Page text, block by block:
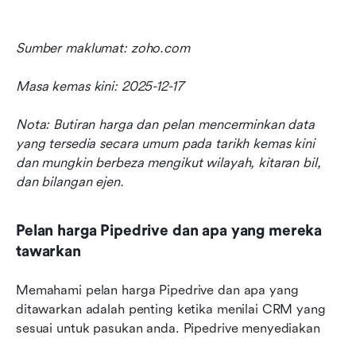
Sumber maklumat: zoho.com
Masa kemas kini: 2025-12-17
Nota: Butiran harga dan pelan mencerminkan data
yang tersedia secara umum pada tarikh kemas kini
dan mungkin berbeza mengikut wilayah, kitaran bil,
dan bilangan ejen.
Pelan harga Pipedrive dan apa yang mereka
tawarkan
Memahami pelan harga Pipedrive dan apa yang
ditawarkan adalah penting ketika menilai CRM yang
sesuai untuk pasukan anda. Pipedrive menyediakan